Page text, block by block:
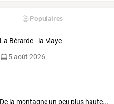
Populaires
La Bérarde - la Maye
5 août 2026
De la montagne un peu plus haute...